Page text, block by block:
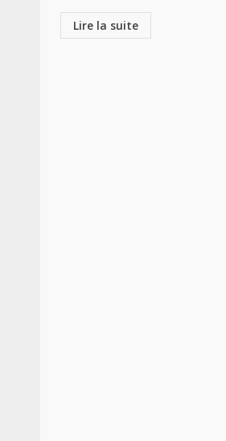
Lire la suite